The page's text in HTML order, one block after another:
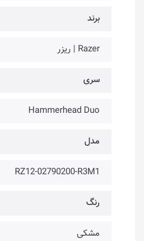
برند
Razer | ریزر
سری
Hammerhead Duo
مدل
RZ12-02790200-R3M1
رنگ
مشکی